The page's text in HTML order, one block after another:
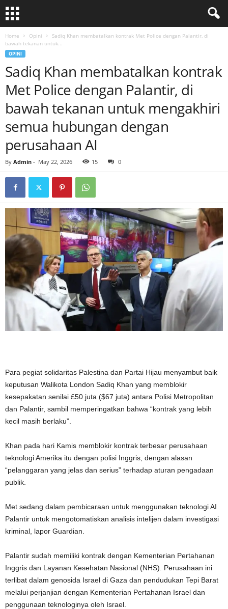
Home Opini
Sadiq Khan membatalkan kontrak Met Police dengan Palantir, di
bawah tekanan untuk...
OPINI
Sadiq Khan membatalkan kontrak
Met Police dengan Palantir, di
bawah tekanan untuk mengakhiri
semua hubungan dengan
perusahaan AI
By Admin - May 22, 2026 15 0
Para pegiat solidaritas Palestina dan Partai Hijau menyambut baik
keputusan Walikota London Sadiq Khan yang memblokir
kesepakatan senilai £50 juta ($67 juta) antara Polisi Metropolitan
dan Palantir, sambil memperingatkan bahwa “kontrak yang lebih
kecil masih berlaku”.
Khan pada hari Kamis memblokir kontrak terbesar perusahaan
teknologi Amerika itu dengan polisi Inggris, dengan alasan
“pelanggaran yang jelas dan serius” terhadap aturan pengadaan
publik.
Met sedang dalam pembicaraan untuk menggunakan teknologi AI
Palantir untuk mengotomatiskan analisis intelijen dalam investigasi
kriminal, lapor Guardian.
Palantir sudah memiliki kontrak dengan Kementerian Pertahanan
Inggris dan Layanan Kesehatan Nasional (NHS). Perusahaan ini
terlibat dalam genosida Israel di Gaza dan pendudukan Tepi Barat
melalui perjanjian dengan Kementerian Pertahanan Israel dan
penggunaan teknologinya oleh Israel.